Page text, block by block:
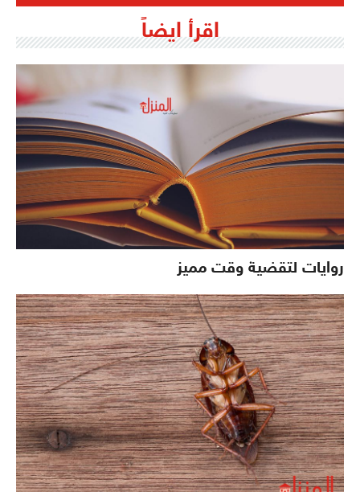
اقرأ ايضاً
روايات لتقضية وقت مميز